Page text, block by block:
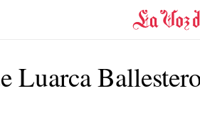
Luarca